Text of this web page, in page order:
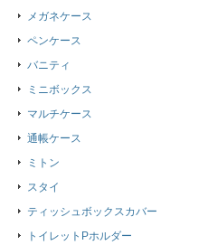
メガネケース
ペンケース
バニティ
ミニボックス
マルチケース
通帳ケース
ミトン
スタイ
ティッシュボックスカバー
トイレットPホルダー